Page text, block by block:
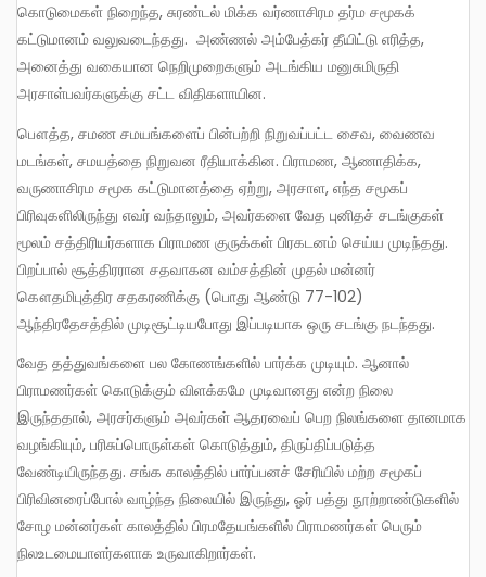
கொடுமைகள் நிறைந்த, சுரண்டல் மிக்க வர்ணாசிரம தர்ம சமூகக்
கட்டுமானம் வலுவடைந்தது. அண்ணல் அம்பேத்கர் தீயிட்டு எரித்த,
அனைத்து வகையான நெறிமுறைகளும் அடங்கிய மனுசுமிருதி
அரசாள்பவர்களுக்கு சட்ட விதிகளாயின.
பௌத்த, சமண சமயங்களைப் பின்பற்றி நிறுவப்பட்ட சைவ, வைணவ
மடங்கள், சமயத்தை நிறுவன ரீதியாக்கின. பிராமண, ஆணாதிக்க,
வருணாசிரம சமூக கட்டுமானத்தை ஏற்று, அரசாள, எந்த சமூகப்
பிரிவுகளிலிருந்து எவர் வந்தாலும், அவர்களை வேத புனிதச் சடங்குகள்
மூலம் சத்திரியர்களாக பிராமண குருக்கள் பிரகடனம் செய்ய முடிந்தது.
பிறப்பால் சூத்திரரான சதவாகன வம்சத்தின் முதல் மன்னர்
கௌதமிபுத்திர சதகரணிக்கு (பொது ஆண்டு 77-102)
ஆந்திரதேசத்தில் முடிசூட்டியபோது இப்படியாக ஒரு சடங்கு நடந்தது.
வேத தத்துவங்களை பல கோணங்களில் பார்க்க முடியும். ஆனால்
பிராமணர்கள் கொடுக்கும் விளக்கமே முடிவானது என்ற நிலை
இருந்ததால், அரசர்களும் அவர்கள் ஆதரவைப் பெற நிலங்களை தானமாக
வழங்கியும், பரிசுப்பொருள்கள் கொடுத்தும், திருப்திப்படுத்த
வேண்டியிருந்தது. சங்க காலத்தில் பார்ப்பனச் சேரியில் மற்ற சமூகப்
பிரிவினரைப்போல் வாழ்ந்த நிலையில் இருந்து, ஓர் பத்து நூற்றாண்டுகளில்
சோழ மன்னர்கள் காலத்தில் பிரமதேயங்களில் பிராமணர்கள் பெரும்
நிலஉடமையாளர்களாக உருவாகிறார்கள்.